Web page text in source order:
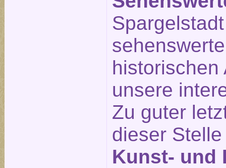
historischen
unsere
Zu guter
dieser
Kunst- und